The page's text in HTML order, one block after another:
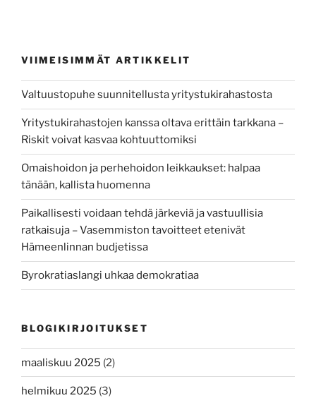
VIIMEISIMMÄT ARTIKKELIT
Valtuustopuhe suunnitellusta yritystukirahastosta
Yritystukirahastojen kanssa oltava erittäin tarkkana –
Riskit voivat kasvaa kohtuuttomiksi
Omaishoidon ja perhehoidon leikkaukset: halpaa
tänään, kallista huomenna
Paikallisesti voidaan tehdä järkeviä ja vastuullisia
ratkaisuja – Vasemmiston tavoitteet etenivät
Hämeenlinnan budjetissa
Byrokratiaslangi uhkaa demokratiaa
BLOGIKIRJOITUKSET
maaliskuu 2025 (2)
helmikuu 2025 (3)